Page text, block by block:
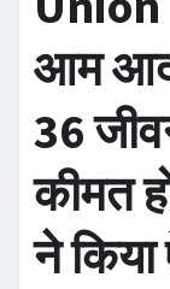
आम
36
कीमत
ने किया